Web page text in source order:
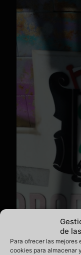
de
Para ofrecer las
cookies para almacenar